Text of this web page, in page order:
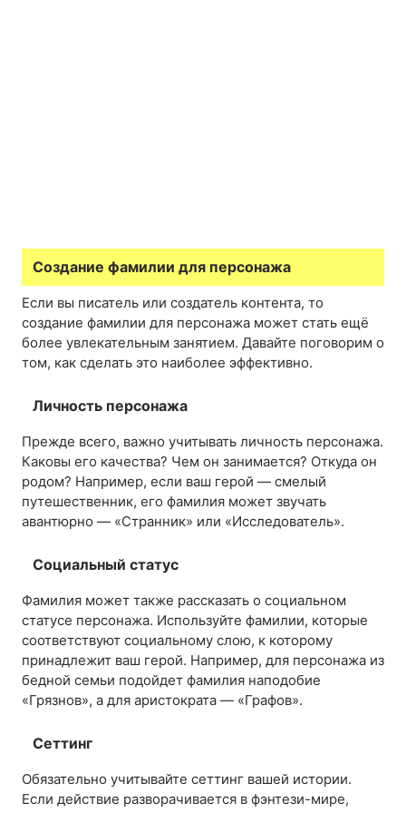
Создание фамилии для персонажа
Если вы писатель или создатель контента, то
создание фамилии для персонажа может стать ещё
более увлекательным занятием. Давайте поговорим о
том, как сделать это наиболее эффективно.
Личность персонажа
Прежде всего, важно учитывать личность персонажа.
Каковы его качества? Чем он занимается? Откуда он
родом? Например, если ваш герой — смелый
путешественник, его фамилия может звучать
авантюрно — «Странник» или «Исследователь».
Социальный статус
Фамилия может также рассказать о социальном
статусе персонажа. Используйте фамилии, которые
соответствуют социальному слою, к которому
принадлежит ваш герой. Например, для персонажа из
бедной семьи подойдет фамилия наподобие
«Грязнов», а для аристократа — «Графов».
Сеттинг
Обязательно учитывайте сеттинг вашей истории.
Если действие разворачивается в фэнтези-мире,